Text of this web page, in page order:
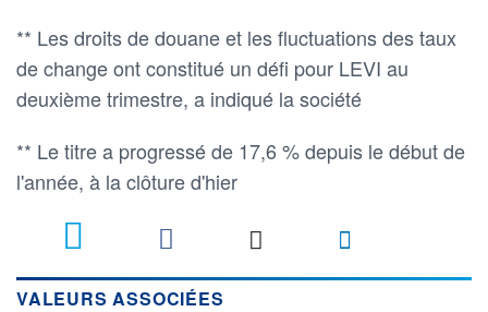
** Les droits de douane et les fluctuations des taux
de change ont constitué un défi pour LEVI au
deuxième trimestre, a indiqué la société
** Le titre a progressé de 17,6 % depuis le début de
l'année, à la clôture d'hier
VALEURS ASSOCIÉES